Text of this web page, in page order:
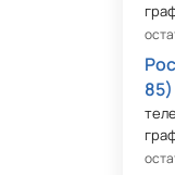
85)